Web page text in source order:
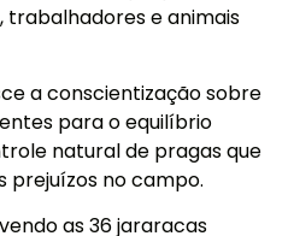
trabalhadores e animais
a conscientização sobre
para o equilíbrio
natural de pragas que
prejuízos no campo.
as 36 jararacas